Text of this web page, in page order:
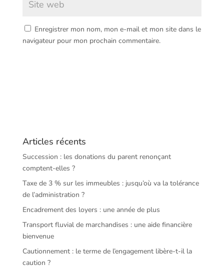
Enregistrer mon nom, mon e-mail et mon site dans le
navigateur pour mon prochain commentaire.
Articles récents
Succession : les donations du parent renonçant
comptent-elles ?
Taxe de 3 % sur les immeubles : jusqu’où va la tolérance
de l’administration ?
Encadrement des loyers : une année de plus
Transport fluvial de marchandises : une aide financière
bienvenue
Cautionnement : le terme de l’engagement libère-t-il la
caution ?